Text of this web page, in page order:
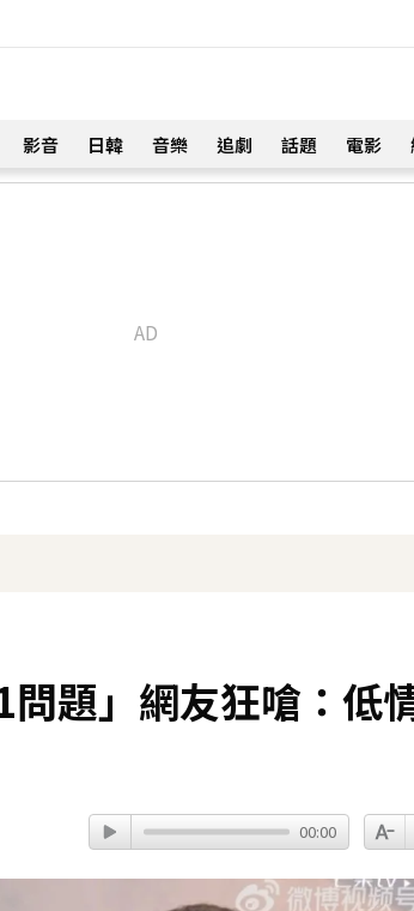
影音 日韓 音樂 追劇 話題 電影
題」網友狂嗆：低
00:00